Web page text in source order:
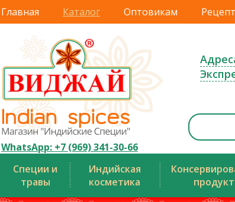
Главная Каталог Оптовикам
WhatsApp: +7 (969) 341-30-66
Специи и
травы
Индийская
косметика